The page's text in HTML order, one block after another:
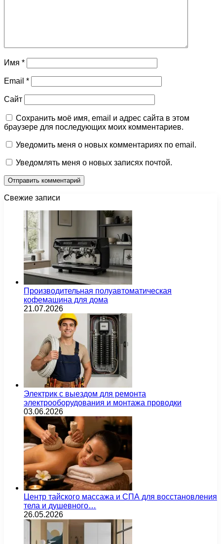
Имя *
Email *
Сайт
Сохранить моё имя, email и адрес сайта в этом
браузере для последующих моих комментариев.
Уведомить меня о новых комментариях по email.
Уведомлять меня о новых записях почтой.
Свежие записи
Производительная полуавтоматическая
кофемашина для дома
21.07.2026
Электрик с выездом для ремонта
электрооборудования и монтажа проводки
03.06.2026
Центр тайского массажа и СПА для восстановления
тела и душевного…
26.05.2026